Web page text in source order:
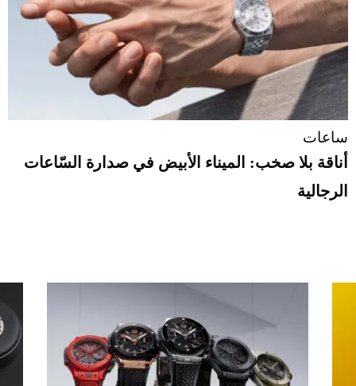
ساعات
أناقة بلا صخب: الميناء الأبيض في صدارة السّاعات
الرجالية